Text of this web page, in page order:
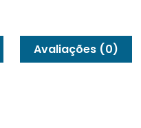
Avaliações (0)